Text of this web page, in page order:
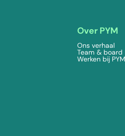
Over PYM
Ons verhaal
Team & board
Werken bij PYM